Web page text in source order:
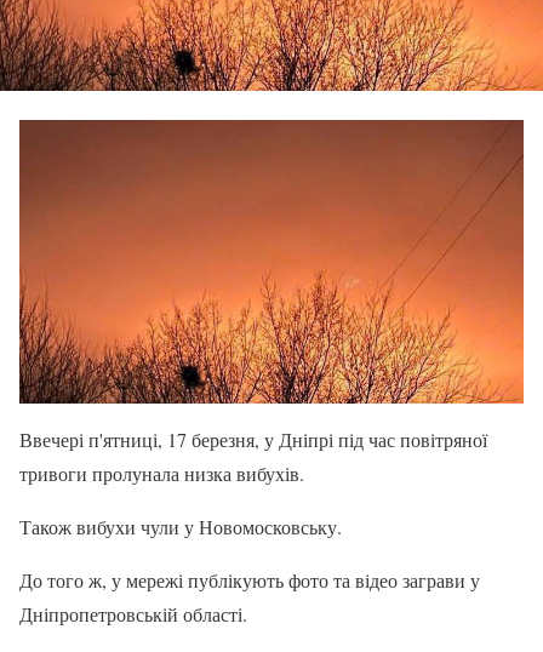
Ввечері п'ятниці, 17 березня, у Дніпрі під час повітряної
тривоги пролунала низка вибухів.
Також вибухи чули у Новомосковську.
До того ж, у мережі публікують фото та відео заграви у
Дніпропетровській області.